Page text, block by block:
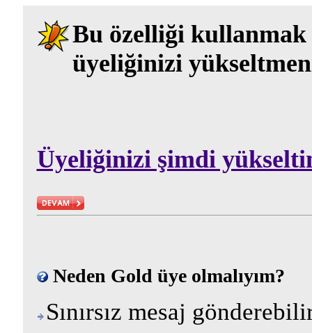
Bu özelliği
üyeliğinizi
Üyeliğinizi şimdi
Neden Gold üye olmalıyım?
Sınırsız mesaj